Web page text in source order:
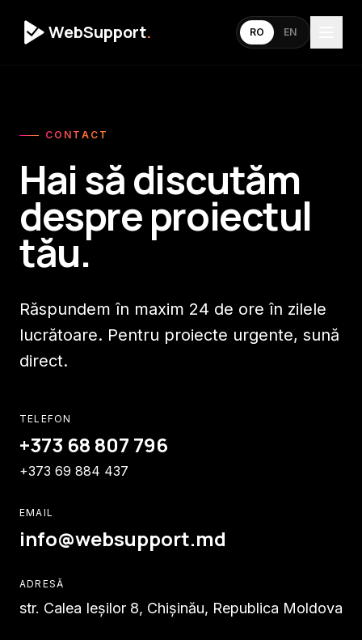
WebSupport. RO EN
CONTACT
Hai să discutăm
despre proiectul
tău.
Răspundem în maxim 24 de ore în zilele
lucrătoare. Pentru proiecte urgente, sună
direct.
TELEFON
+373 68 807 796
+373 69 884 437
EMAIL
info@websupport.md
ADRESĂ
str. Calea Ieşilor 8, Chișinău, Republica Moldova